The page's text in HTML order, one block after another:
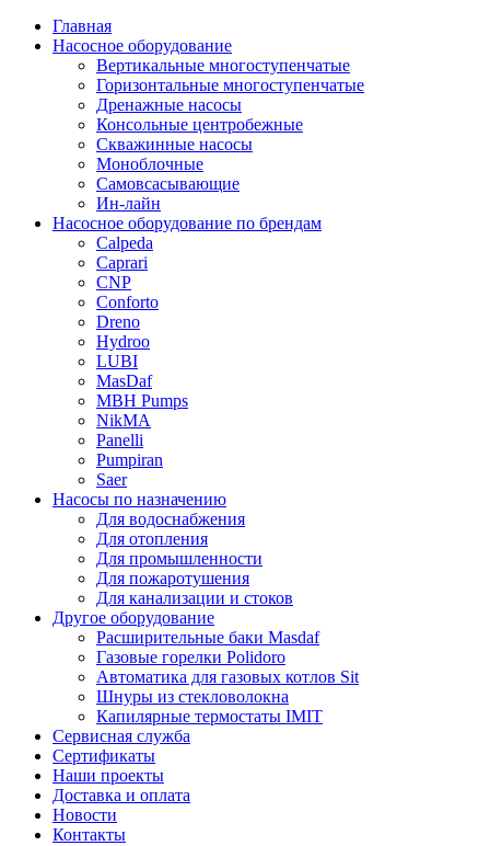
Главная
Насосное оборудование
Вертикальные многоступенчатые
Горизонтальные многоступенчатые
Дренажные насосы
Консольные центробежные
Скважинные насосы
Моноблочные
Самовсасывающие
Ин-лайн
Насосное оборудование по брендам
Calpeda
Caprari
CNP
Conforto
Dreno
Hydroo
LUBI
MasDaf
MBH Pumps
NikMA
Panelli
Pumpiran
Saer
Насосы по назначению
Для водоснабжения
Для отопления
Для промышленности
Для пожаротушения
Для канализации и стоков
Другое оборудование
Расширительные баки Masdaf
Газовые горелки Polidoro
Автоматика для газовых котлов Sit
Шнуры из стекловолокна
Капилярные термостаты IMIT
Сервисная служба
Сертификаты
Наши проекты
Доставка и оплата
Новости
Контакты